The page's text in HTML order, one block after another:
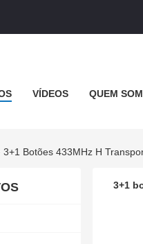
VÍDEOS QUEM
3+1 Botões 433MHz H
3+1